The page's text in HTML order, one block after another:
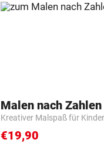
Kreativer Malspaß für Kinder
€19,90